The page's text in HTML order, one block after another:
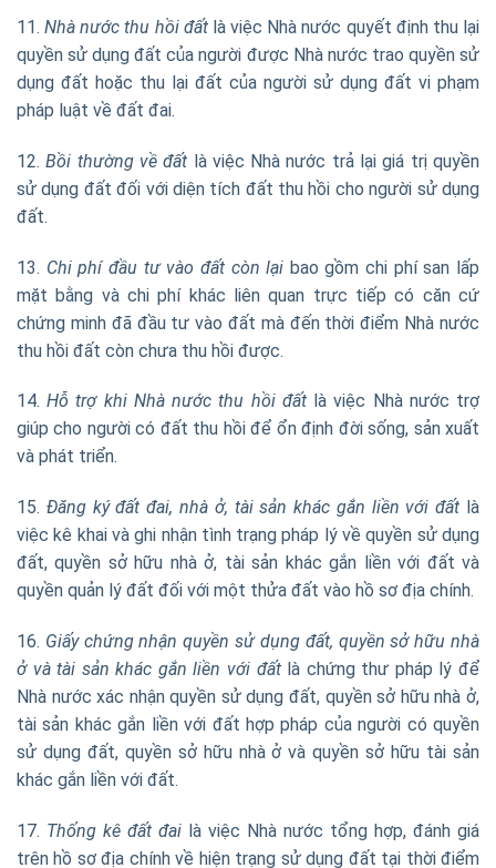
11.Nhà nước thu hồi đấtlà việc Nhà nước quyết định thu lại
quyền sử dụng đất của người được Nhà nước trao quyền sử
dụng đất hoặc thu lại đất của người sử dụng đất vi phạm
pháp luật về đất đai.
12.Bồi thường về đất là việc Nhà nước trả lại giá trị quyền
sử dụng đất đối với diện tích đất thu hồi cho người sử dụng
đất.
13. Chi phí đầu tư vào đất còn lại bao gồm chi phí san lấp
mặt bằng và chi phí khác liên quan trực tiếp có căn cứ
chứng minh đã đầu tư vào đất mà đến thời điểm Nhà nước
thu hồi đất còn chưa thu hồi được.
14.Hỗ trợ khi Nhà nước thu hồi đấtlà việc Nhà nước trợ
giúp cho người có đất thu hồi để ổn định đời sống, sản xuất
và phát triển.
15. Đăng ký đất đai, nhà ở, tài sản khác gắn liền với đất là
việc kê khai và ghi nhận tình trạng pháp lý về quyền sử dụng
đất, quyền sở hữu nhà ở, tài sản khác gắn liền với đất và
quyền quản lý đất đối với một thửa đất vào hồ sơ địa chính.
16. Giấy chứng nhận quyền sử dụng đất, quyền sở hữu nhà
ở và tài sản khác gắn liền với đấtlà chứng thư pháp lý để
Nhà nước xác nhận quyền sử dụng đất, quyền sở hữu nhà ở,
tài sản khác gắn liền với đất hợp pháp của người có quyền
sử dụng đất, quyền sở hữu nhà ở và quyền sở hữu tài sản
khác gắn liền với đất.
17. Thống kê đất đai là việc Nhà nước tổng hợp, đánh giá
trên hồ sơ địa chính về hiện trạng sử dụng đất tại thời điểm